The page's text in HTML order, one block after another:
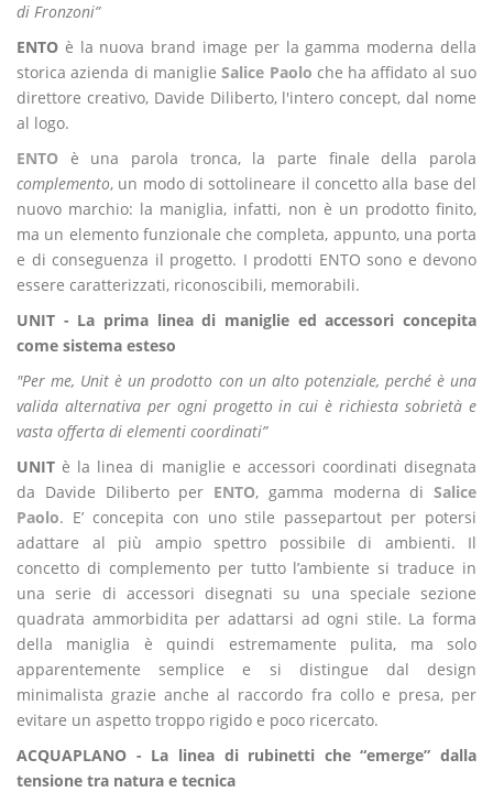
di Fronzoni”
ENTO è la nuova brand image per la gamma moderna della
storica azienda di maniglieSalice Paolo che ha affidato al suo
direttore creativo, Davide Diliberto, l'intero concept, dal nome
al logo.
ENTO è una parola tronca, la parte finale della parola
complemento, un modo di sottolineare il concetto alla base del
nuovo marchio: la maniglia, infatti, non è un prodotto finito,
ma un elemento funzionale che completa, appunto, una porta
e di conseguenza il progetto. I prodotti ENTO sono e devono
essere caratterizzati, riconoscibili, memorabili.
UNIT - La prima linea di maniglie ed accessori concepita
come sistema esteso
"Per me, Unit è un prodotto con un alto potenziale, perché è una
valida alternativa per ogni progetto in cui è richiesta sobrietà e
vasta offerta di elementi coordinati”
UNIT è la linea di maniglie e accessori coordinati disegnata
da Davide Diliberto per ENTO, gamma moderna di Salice
Paolo. E’ concepita con uno stile passepartout per potersi
adattare al più ampio spettro possibile di ambienti. Il
concetto di complemento per tutto l’ambiente si traduce in
una serie di accessori disegnati su una speciale sezione
quadrata ammorbidita per adattarsi ad ogni stile. La forma
della maniglia è quindi estremamente pulita, ma solo
apparentemente semplice e si distingue dal design
minimalista grazie anche al raccordo fra collo e presa, per
evitare un aspetto troppo rigido e poco ricercato.
ACQUAPLANO - La linea di rubinetti che “emerge” dalla
tensione tra natura e tecnica